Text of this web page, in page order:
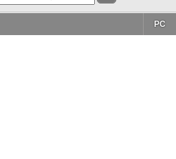
PC